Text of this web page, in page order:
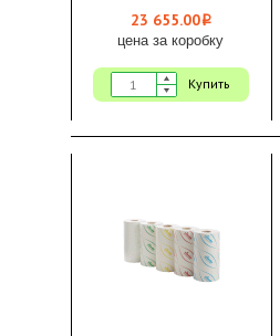
23 655.00i
цена за коробку
Купить